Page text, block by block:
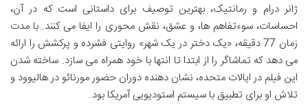
ژانر درام و رمانتیک، بهترین توصیف برای داستانی است که در آن،
احساسات، سوءتفاهم ها، و عشق، نقش محوری را ایفا می کنند. با مدت
زمان 77 دقیقه، «یک دختر در یک شهر» روایتی فشرده و پرکشش را ارائه
می دهد که تماشاگر را از ابتدا تا انتها با خود همراه می سازد. ساخته شدن
این فیلم در ایالات متحده، نشان دهنده دوران حضور مورنائو در هالیوود و
تلاش او برای تطبیق با سیستم استودیویی آمریکا بود.